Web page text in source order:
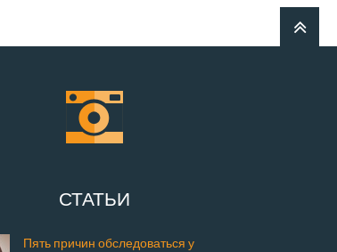
СТАТЬИ
Пять причин обследоваться у